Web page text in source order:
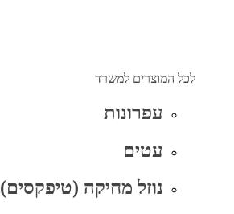
לכל המוצרים למשרד
עפרונות
עטים
נוזל מחיקה (טיפקסים)